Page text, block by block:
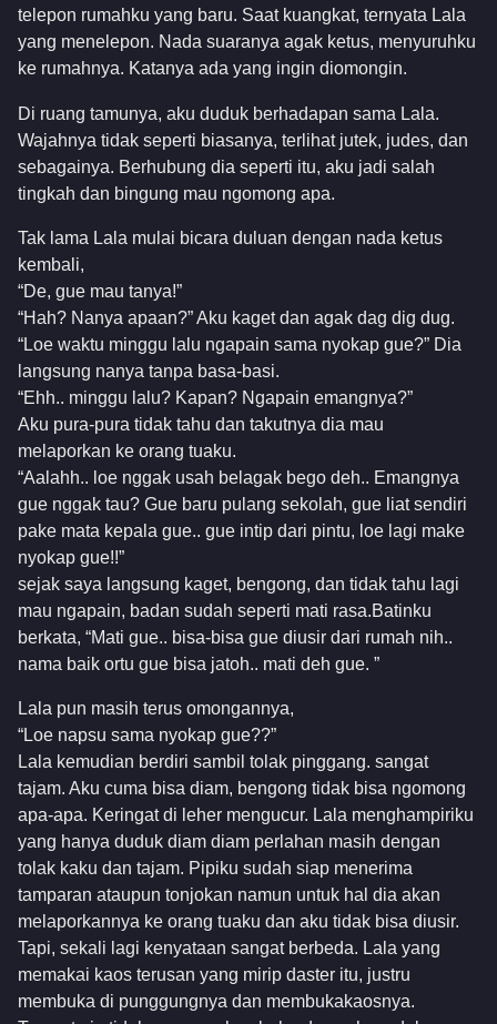
telepon rumahku yang baru. Saat kuangkat, ternyata Lala
yang menelepon. Nada suaranya agak ketus, menyuruhku
ke rumahnya. Katanya ada yang ingin diomongin.
Di ruang tamunya, aku duduk berhadapan sama Lala.
Wajahnya tidak seperti biasanya, terlihat jutek, judes, dan
sebagainya. Berhubung dia seperti itu, aku jadi salah
tingkah dan bingung mau ngomong apa.
Tak lama Lala mulai bicara duluan dengan nada ketus
kembali,
“De, gue mau tanya!”
“Hah? Nanya apaan?” Aku kaget dan agak dag dig dug.
“Loe waktu minggu lalu ngapain sama nyokap gue?” Dia
langsung nanya tanpa basa-basi.
“Ehh.. minggu lalu? Kapan? Ngapain emangnya?”
Aku pura-pura tidak tahu dan takutnya dia mau
melaporkan ke orang tuaku.
“Aalahh.. loe nggak usah belagak bego deh.. Emangnya
gue nggak tau? Gue baru pulang sekolah, gue liat sendiri
pake mata kepala gue.. gue intip dari pintu, loe lagi make
nyokap gue!!”
sejak saya langsung kaget, bengong, dan tidak tahu lagi
mau ngapain, badan sudah seperti mati rasa.Batinku
berkata, “Mati gue.. bisa-bisa gue diusir dari rumah nih..
nama baik ortu gue bisa jatoh.. mati deh gue. ”
Lala pun masih terus omongannya,
“Loe napsu sama nyokap gue??”
Lala kemudian berdiri sambil tolak pinggang. sangat
tajam. Aku cuma bisa diam, bengong tidak bisa ngomong
apa-apa. Keringat di leher mengucur. Lala menghampiriku
yang hanya duduk diam diam perlahan masih dengan
tolak kaku dan tajam. Pipiku sudah siap menerima
tamparan ataupun tonjokan namun untuk hal dia akan
melaporkannya ke orang tuaku dan aku tidak bisa diusir.
Tapi, sekali lagi kenyataan sangat berbeda. Lala yang
memakai kaos terusan yang mirip daster itu, justru
membuka di punggungnya dan membukakaosnya.